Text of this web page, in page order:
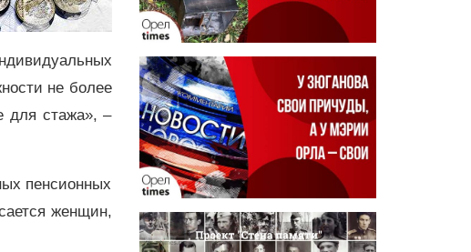
не более
для стажа», –
пенсионных
женщин,